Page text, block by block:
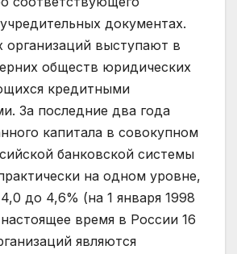
документах.
организаций выступают в
обществ юридических
кредитными
За последние два года
капитала в совокупном
банковской системы
на одном уровне,
до 4,6% (на 1 января 1998
время в России 16
являются